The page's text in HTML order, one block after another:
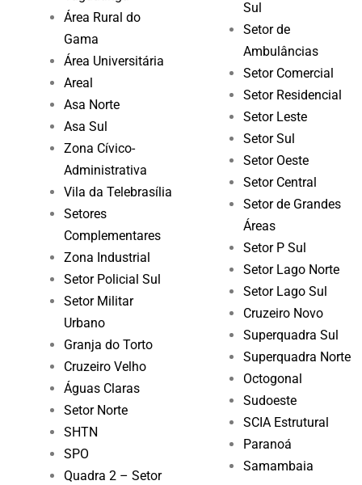
Área Rural do
Gama
Área Universitária
Areal
Asa Norte
Asa Sul
Zona Cívico-
Administrativa
Vila da Telebrasília
Setores
Complementares
Zona Industrial
Setor Policial Sul
Setor Militar
Urbano
Granja do Torto
Cruzeiro Velho
Águas Claras
Setor Norte
SHTN
SPO
Quadra 2 – Setor
Sul
Setor de
Ambulâncias
Setor Comercial
Setor Residencial
Setor Leste
Setor Sul
Setor Oeste
Setor Central
Setor de Grandes
Áreas
Setor P Sul
Setor Lago Norte
Setor Lago Sul
Cruzeiro Novo
Superquadra Sul
Superquadra Norte
Octogonal
Sudoeste
SCIA Estrutural
Paranoá
Samambaia